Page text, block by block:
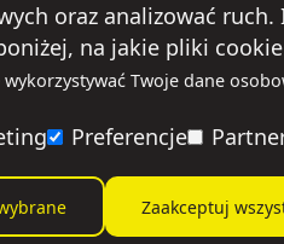
oraz analizować
na jakie pliki cookie
Twoje dane
Preferencje
Zaakceptuj